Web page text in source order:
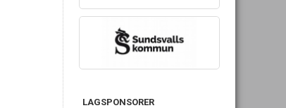
LAGSPONSORER